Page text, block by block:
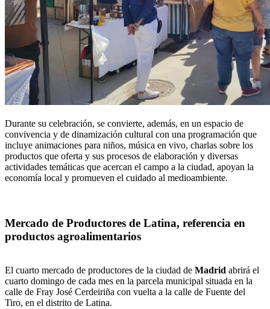
Durante su celebración, se convierte, además, en un espacio de
convivencia y de dinamización cultural con una programación que
incluye animaciones para niños, música en vivo, charlas sobre los
productos que oferta y sus procesos de elaboración y diversas
actividades temáticas que acercan el campo a la ciudad, apoyan la
economía local y promueven el cuidado al medioambiente.
Mercado de Productores de Latina, referencia en
productos agroalimentarios
El cuarto mercado de productores de la ciudad de Madrid abrirá el
cuarto domingo de cada mes en la parcela municipal situada en la
calle de Fray José Cerdeiriña con vuelta a la calle de Fuente del
Tiro, en el distrito de Latina.